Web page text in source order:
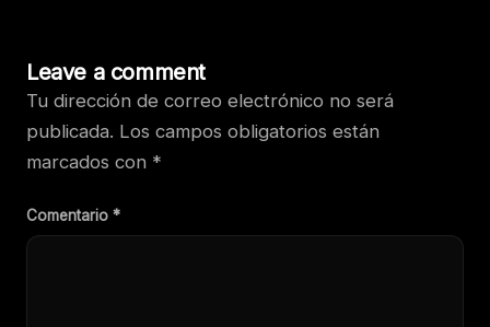
Leave a comment
Tu dirección de correo electrónico no será
publicada. Los campos obligatorios están
marcados con *
Comentario *